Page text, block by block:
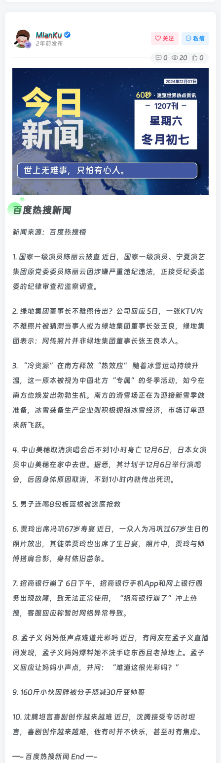
MianKu
2年前发布
关注 私信
0 20 0
百度热搜新闻
新闻来源：百度热搜榜
1. 国家一级演员陈丽云被查 近日，国家一级演员、宁夏演艺
集团原党委委员陈丽云因涉嫌严重违纪违法，正接受纪委监
委的纪律审查和监察调查。
2. 绿地集团董事长不雅照传出？公司回应 5日，一张KTV内
不雅照片被猜测当事人或为绿地集团董事长张玉良，绿地集
团表示：网传照片并非绿地集团董事长张玉良本人。
3. “冷资源”在南方释放“热效应” 随着冰雪运动持续升
温，这一原本被视为中国北方“专属”的冬季活动，如今在
南方也焕发出勃勃生机。南方的滑雪场正在为迎接新雪季做
准备，冰雪装备生产企业则积极拥抱冰雪经济，市场订单迎
来新飞跃。
4. 中山美穗取消演唱会后不到1小时身亡 12月6日，日本女演
员中山美穗在家中去世。据悉，其计划于12月6日举行演唱
会，后因身体原因取消，不到1小时内就传出死讯。
5. 男子连喝8包板蓝根被送医抢救
6. 贾玲出席冯巩67岁寿宴 近日，一众人为冯巩过67岁生日的
照片放出，其徒弟贾玲也出席了生日宴，照片中，贾玲与师
傅搭肩合影，身材依旧苗条。
7. 招商银行崩了 6日下午，招商银行手机App和网上银行服
务出现故障，致无法正常使用，“招商银行崩了”冲上热
搜，客服回应称暂时网络异常导致。
8. 孟子义 妈妈低声点难道光彩吗 近日，有网友在孟子义直播
间发现，孟子义妈妈爆料她不洗手吃东西且老掉地上。孟子
义回应让妈妈小声点，并问：“难道这很光彩吗？”
9. 160斤小伙因胖被分手怒减30斤变帅哥
10. 沈腾坦言喜剧创作越来越难 近日，沈腾接受专访时坦
言，喜剧创作越来越难，他有时并不快乐，甚至时有焦虑。
—- 百度热搜新闻 End —-